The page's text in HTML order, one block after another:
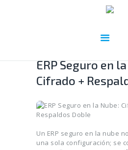
ERP Seguro en
Cifrado +
Un ERP seguro en la nube
una sola configuración; se